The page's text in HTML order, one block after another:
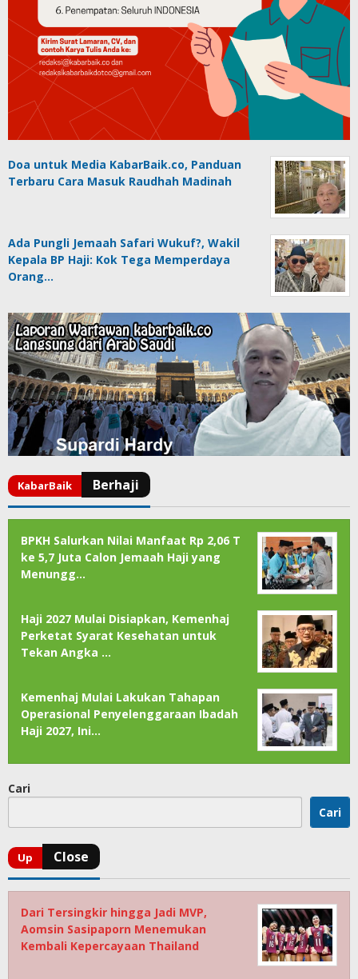
Doa untuk Media KabarBaik.co, Panduan
Terbaru Cara Masuk Raudhah Madinah
Ada Pungli Jemaah Safari Wukuf?, Wakil
Kepala BP Haji: Kok Tega Memperdaya
Orang…
BPKH Salurkan Nilai Manfaat Rp 2,06 T
ke 5,7 Juta Calon Jemaah Haji yang
Menungg…
Haji 2027 Mulai Disiapkan, Kemenhaj
Perketat Syarat Kesehatan untuk
Tekan Angka …
Kemenhaj Mulai Lakukan Tahapan
Operasional Penyelenggaraan Ibadah
Haji 2027, Ini…
Cari
Cari
Dari Tersingkir hingga Jadi MVP,
Aomsin Sasipaporn Menemukan
Kembali Kepercayaan Thailand